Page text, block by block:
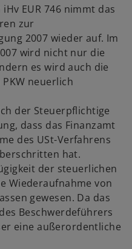
EUR 746 nimmt das
zur
2007 wieder auf. Im
wird nicht nur die
es wird auch die
neuerlich
der Steuerpflichtige
dass das Finanzamt
des USt-Verfahrens
hat.
der steuerlichen
Wiederaufnahme von
gewesen. Da das
Beschwerdeführers
eine außerordentliche